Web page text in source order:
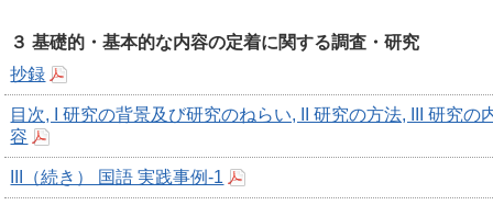
３ 基礎的・基本的な内容の定着に関する調査・研究
抄録
目次, I 研究の背景及び研究のねらい, II 研究の方法, III 研究の
容
III（続き） 国語 実践事例-1